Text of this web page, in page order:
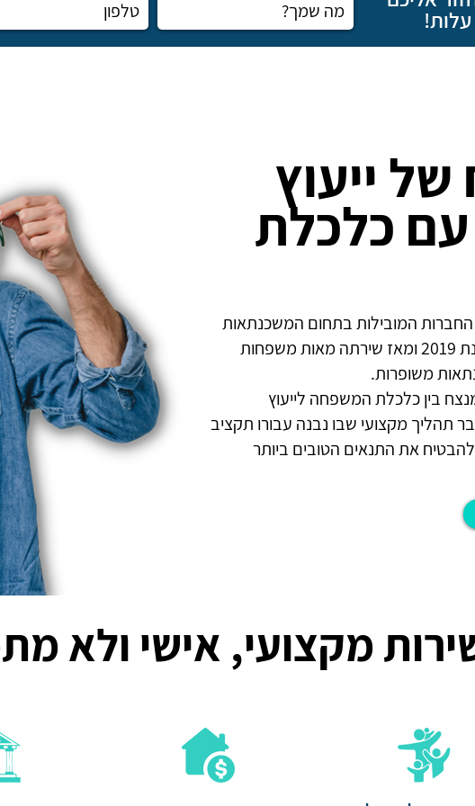
ייעוץ
כלכלת
המובילות בתחום המשכנתאות
וכלכלת המשפחה. החברה נוסדה בשנת 2019 ומאז שירתה מאות משפחות
משופרות.
בין כלכלת המשפחה לייעוץ
תהליך מקצועי שבו נבנה עבורו תקציב
את התנאים הטובים ביותר
מקצועי, אישי ולא